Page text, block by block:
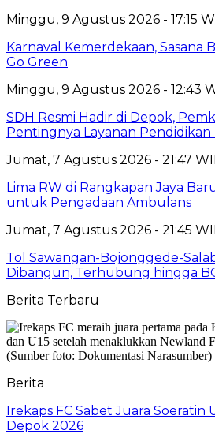
Minggu, 9 Agustus 2026 - 17:15
Karnaval Kemerdekaan, Sasana
Go Green
Minggu, 9 Agustus 2026 - 12:43
SDH Resmi Hadir di Depok,
Pentingnya Layanan
Jumat, 7 Agustus 2026 - 21:47
Lima RW di Rangkapan Jaya
untuk Pengadaan Ambulans
Jumat, 7 Agustus 2026 - 21:45
Tol Sawangan-Bojonggede-
Dibangun, Terhubung hingga
Berita Terbaru
Berita
Irekaps FC Sabet Juara Soeratin
Depok 2026